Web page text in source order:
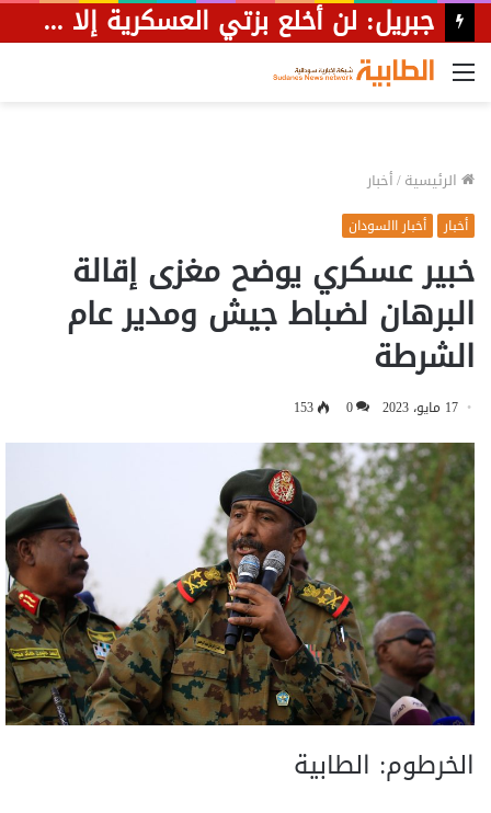
القائمة
الرئيسية/أخبار
أخبار أخبار االسودان
خبير عسكري يوضح مغزى إقالة
البرهان لضباط جيش ومدير عام
الشرطة
17 مايو، 2023 0
153
الخرطوم: الطابية